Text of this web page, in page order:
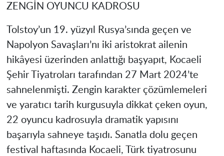
ZENGİN OYUNCU KADROSU
Tolstoy’un 19. yüzyıl Rusya’sında geçen ve
Napolyon Savaşları’nı iki aristokrat ailenin
hikâyesi üzerinden anlattığı başyapıt, Kocaeli
Şehir Tiyatroları tarafından 27 Mart 2024’te
sahnelenmişti. Zengin karakter çözümlemeleri
ve yaratıcı tarih kurgusuyla dikkat çeken oyun,
22 oyuncu kadrosuyla dramatik yapısını
başarıyla sahneye taşıdı. Sanatla dolu geçen
festival haftasında Kocaeli, Türk tiyatrosunu